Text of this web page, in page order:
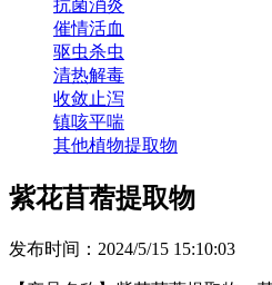
抗菌消炎
催情活血
驱虫杀虫
清热解毒
收敛止泻
镇咳平喘
其他植物提取物
紫花苜蓿提取物
发布时间：2024/5/15 15:10:03